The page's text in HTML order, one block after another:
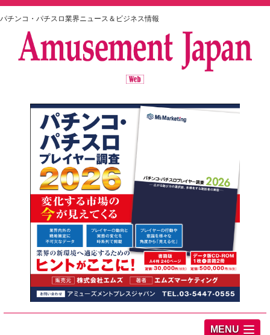
パチンコ・パチスロ業界ニュース＆ビジネス情報
MENU